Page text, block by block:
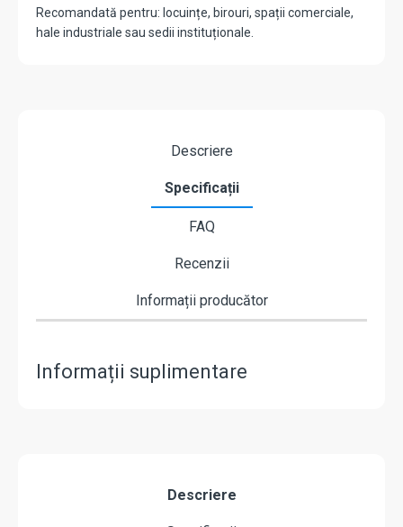
Recomandată pentru: locuințe, birouri, spații comerciale,
hale industriale sau sedii instituționale.
Descriere
Specificații
FAQ
Recenzii
Informații producător
Informații suplimentare
Descriere